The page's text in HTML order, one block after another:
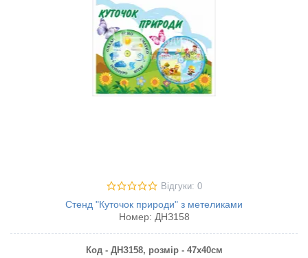
Відгуки: 0
Стенд "Куточок природи" з метеликами
Номер: ДНЗ158
Код - ДНЗ158, розмір - 47х40см